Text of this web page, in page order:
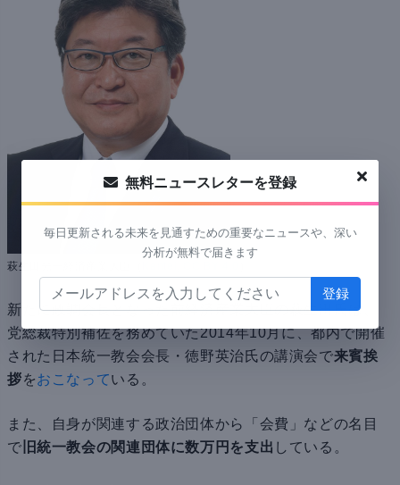
萩生田光一経済産業大臣（
新たに政調会長となった前経済産業大臣の萩生田氏は、
党総裁特別補佐を務めていた2014年10月に、都内で開催
された日本統一教会会長・徳野英治氏の講演会で来賓挨
拶をおこなっている。
また、自身が関連する政治団体から「会費」などの名目
で 旧統一教会の関連団体に数万円を支出 している。
無料ニュースレターを登録
毎日更新される未来を見通すための重要なニュースや、深い
分析が無料で届きます